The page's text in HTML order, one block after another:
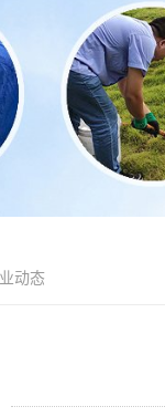
动态